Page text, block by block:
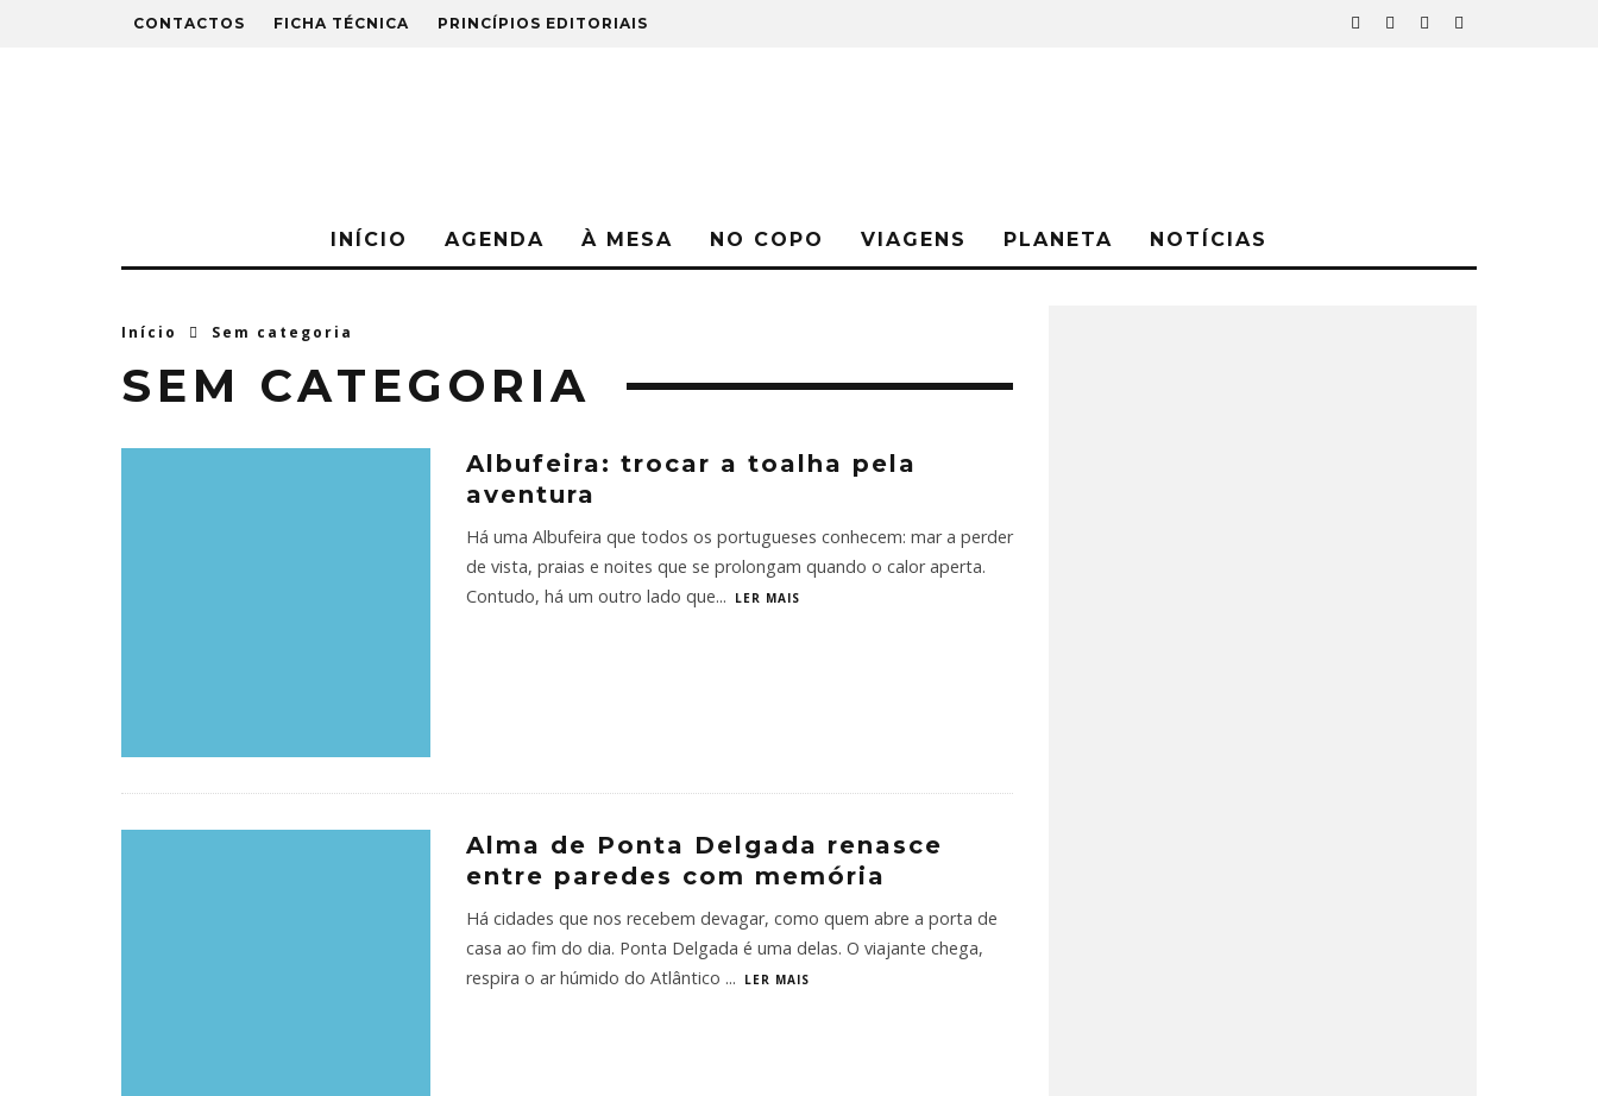
CONTACTOS FICHA TÉCNICA PRINCÍPIOS EDITORIAIS
INÍCIO AGENDA À MESA NO COPO VIAGENS PLANETA NOTÍCIAS
Início Sem categoria
SEM CATEGORIA
Albufeira: trocar a toalha pela
aventura
Há uma Albufeira que todos os portugueses conhecem: mar a perder
de vista, praias e noites que se prolongam quando o calor aperta.
Contudo, há um outro lado que... LER MAIS
Alma de Ponta Delgada renasce
entre paredes com memória
Há cidades que nos recebem devagar, como quem abre a porta de
casa ao fim do dia. Ponta Delgada é uma delas. O viajante chega,
respira o ar húmido do Atlântico ... LER MAIS